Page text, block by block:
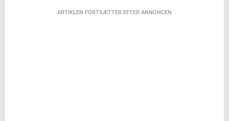
ARTIKLEN FORTSÆTTER EFTER ANNONCEN